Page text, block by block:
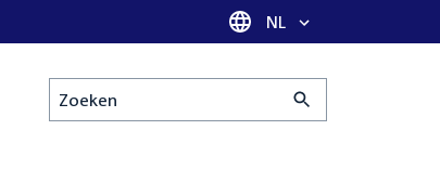
Taal selectie
NL
Zoeken